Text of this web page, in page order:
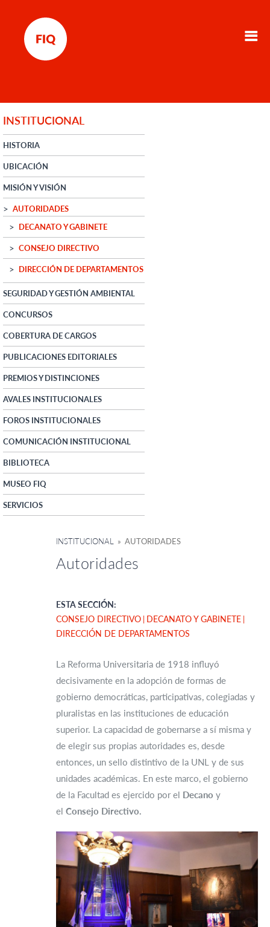
INSTITUCIONAL
HISTORIA
UBICACIÓN
MISIÓN Y VISIÓN
AUTORIDADES
DECANATO Y GABINETE
CONSEJO DIRECTIVO
DIRECCIÓN DE DEPARTAMENTOS
SEGURIDAD Y GESTIÓN AMBIENTAL
CONCURSOS
COBERTURA DE CARGOS
PUBLICACIONES EDITORIALES
PREMIOS Y DISTINCIONES
AVALES INSTITUCIONALES
FOROS INSTITUCIONALES
COMUNICACIÓN INSTITUCIONAL
BIBLIOTECA
MUSEO FIQ
SERVICIOS
INSTITUCIONAL » AUTORIDADES
Autoridades
ESTA SECCIÓN:
CONSEJO DIRECTIVO DECANATO Y GABINETE
DIRECCIÓN DE DEPARTAMENTOS
La Reforma Universitaria de 1918 influyó
decisivamente en la adopción de formas de
gobierno democráticas, participativas, colegiadas y
pluralistas en las instituciones de educación
superior. La capacidad de gobernarse a sí misma y
de elegir sus propias autoridades es, desde
entonces, un sello distintivo de la UNL y de sus
unidades académicas. En este marco, el gobierno
de la Facultad es ejercido por el Decano y
el Consejo Directivo.